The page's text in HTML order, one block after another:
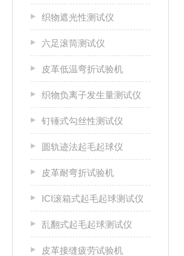
织物遮光性测试仪
六足滚筒测试仪
皮革低温弯折试验机
织物负离子发生量测试仪
钉锤式勾丝性测试仪
圆轨迹法起毛起球仪
皮革耐弯折试验机
ICI滚箱式起毛起球测试仪
乱翻式起毛起球测试仪
皮革接缝疲劳试验机